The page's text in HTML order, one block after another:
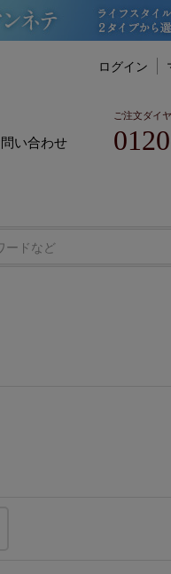
ログイン
い合わせ
ご注文ダイ